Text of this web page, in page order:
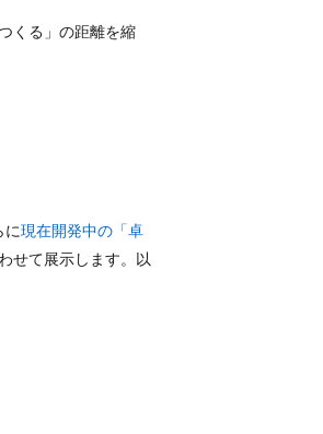
くる」の距離を縮
に現在開発中の「卓
せて展示します。以